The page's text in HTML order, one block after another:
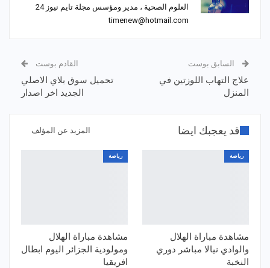
العلوم الصحية ، مدير ومؤسس مجلة تايم نيوز 24
timenew@hotmail.com
السابق بوست
علاج التهاب اللوزتين في
المنزل
القادم بوست
تحميل سوق بلاي الاصلي
الجديد اخر اصدار
قد يعجبك ايضا المزيد عن المؤلف
رياضة
مشاهدة مباراة الهلال
والوادي نيالا مباشر دوري
النخبة
رياضة
مشاهدة مباراة الهلال
ومولودية الجزائر اليوم ابطال
افريقيا